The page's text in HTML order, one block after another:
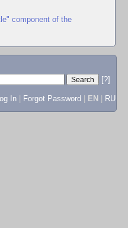
component of the
[?]
In Forgot Password EN RU